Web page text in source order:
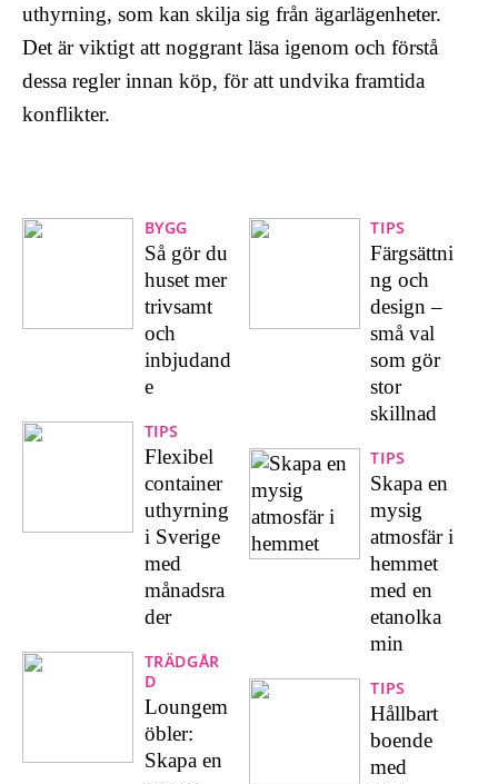
uthyrning, som kan skilja sig från ägarlägenheter.
Det är viktigt att noggrant läsa igenom och förstå
dessa regler innan köp, för att undvika framtida
konflikter.
BYGG
Så gör du
huset mer
trivsamt
och
inbjudand
e
TIPS
Flexibel
container
uthyrning
i Sverige
med
månadsra
der
TRÄDGÅR
D
Loungem
öbler:
Skapa en
TIPS
Färgsättni
ng och
design –
små val
som gör
stor
skillnad
TIPS
Skapa en
mysig
atmosfär i
hemmet
med en
etanolka
min
TIPS
Hållbart
boende
med